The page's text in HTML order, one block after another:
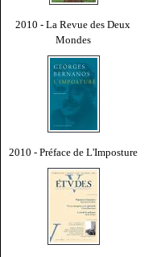
2010 - La Revue des Deux
Mondes
2010 - Préface de L'Imposture